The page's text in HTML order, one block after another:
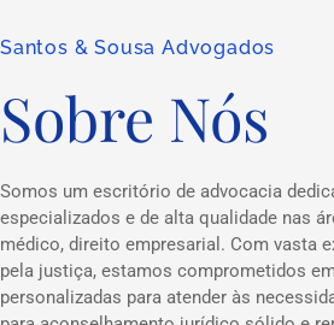
Santos & Sousa Advogados
Sobre Nós
Somos um escritório de advocacia
especializados e de alta qualidade nas
médico, direito empresarial. Com vasta
pela justiça, estamos comprometidos
personalizadas para atender às